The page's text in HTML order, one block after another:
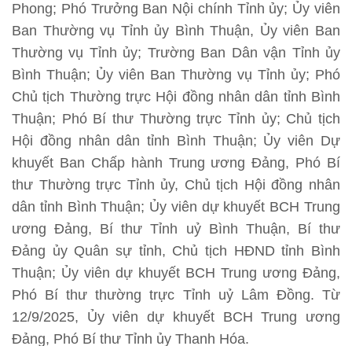
Phong; Phó Trưởng Ban Nội chính Tỉnh ủy; Ủy viên
Ban Thường vụ Tỉnh ủy Bình Thuận, Ủy viên Ban
Thường vụ Tỉnh ủy; Trường Ban Dân vận Tỉnh ủy
Bình Thuận; Ủy viên Ban Thường vụ Tỉnh ủy; Phó
Chủ tịch Thường trực Hội đồng nhân dân tỉnh Bình
Thuận; Phó Bí thư Thường trực Tỉnh ủy; Chủ tịch
Hội đồng nhân dân tỉnh Bình Thuận; Ủy viên Dự
khuyết Ban Chấp hành Trung ương Đảng, Phó Bí
thư Thường trực Tỉnh ủy, Chủ tịch Hội đồng nhân
dân tỉnh Bình Thuận; Ủy viên dự khuyết BCH Trung
ương Đảng, Bí thư Tỉnh uỷ Bình Thuận, Bí thư
Đảng ủy Quân sự tỉnh, Chủ tịch HĐND tỉnh Bình
Thuận; Ủy viên dự khuyết BCH Trung ương Đảng,
Phó Bí thư thường trực Tỉnh uỷ Lâm Đồng. Từ
12/9/2025, Ủy viên dự khuyết BCH Trung ương
Đảng, Phó Bí thư Tỉnh ủy Thanh Hóa.